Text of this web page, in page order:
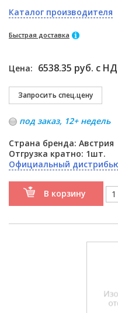
Каталог производителя
Быстрая доставка
Цена: 6538.35 руб. с
под заказ, 12+ недель
Страна бренда: Австрия
Отгрузка кратно: 1шт.
Официальный
В корзину